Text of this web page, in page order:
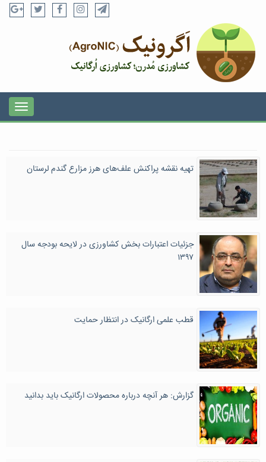
تهیه نقشه پراکنش علف‌های هرز مزارع گندم لرستان
جزئیات اعتبارات بخش کشاورزی در لایحه بودجه سال
۱۳۹۷
قطب علمی ارگانیک در انتظار حمایت
گزارش: هر آنچه درباره محصولات ارگانیک باید بدانید